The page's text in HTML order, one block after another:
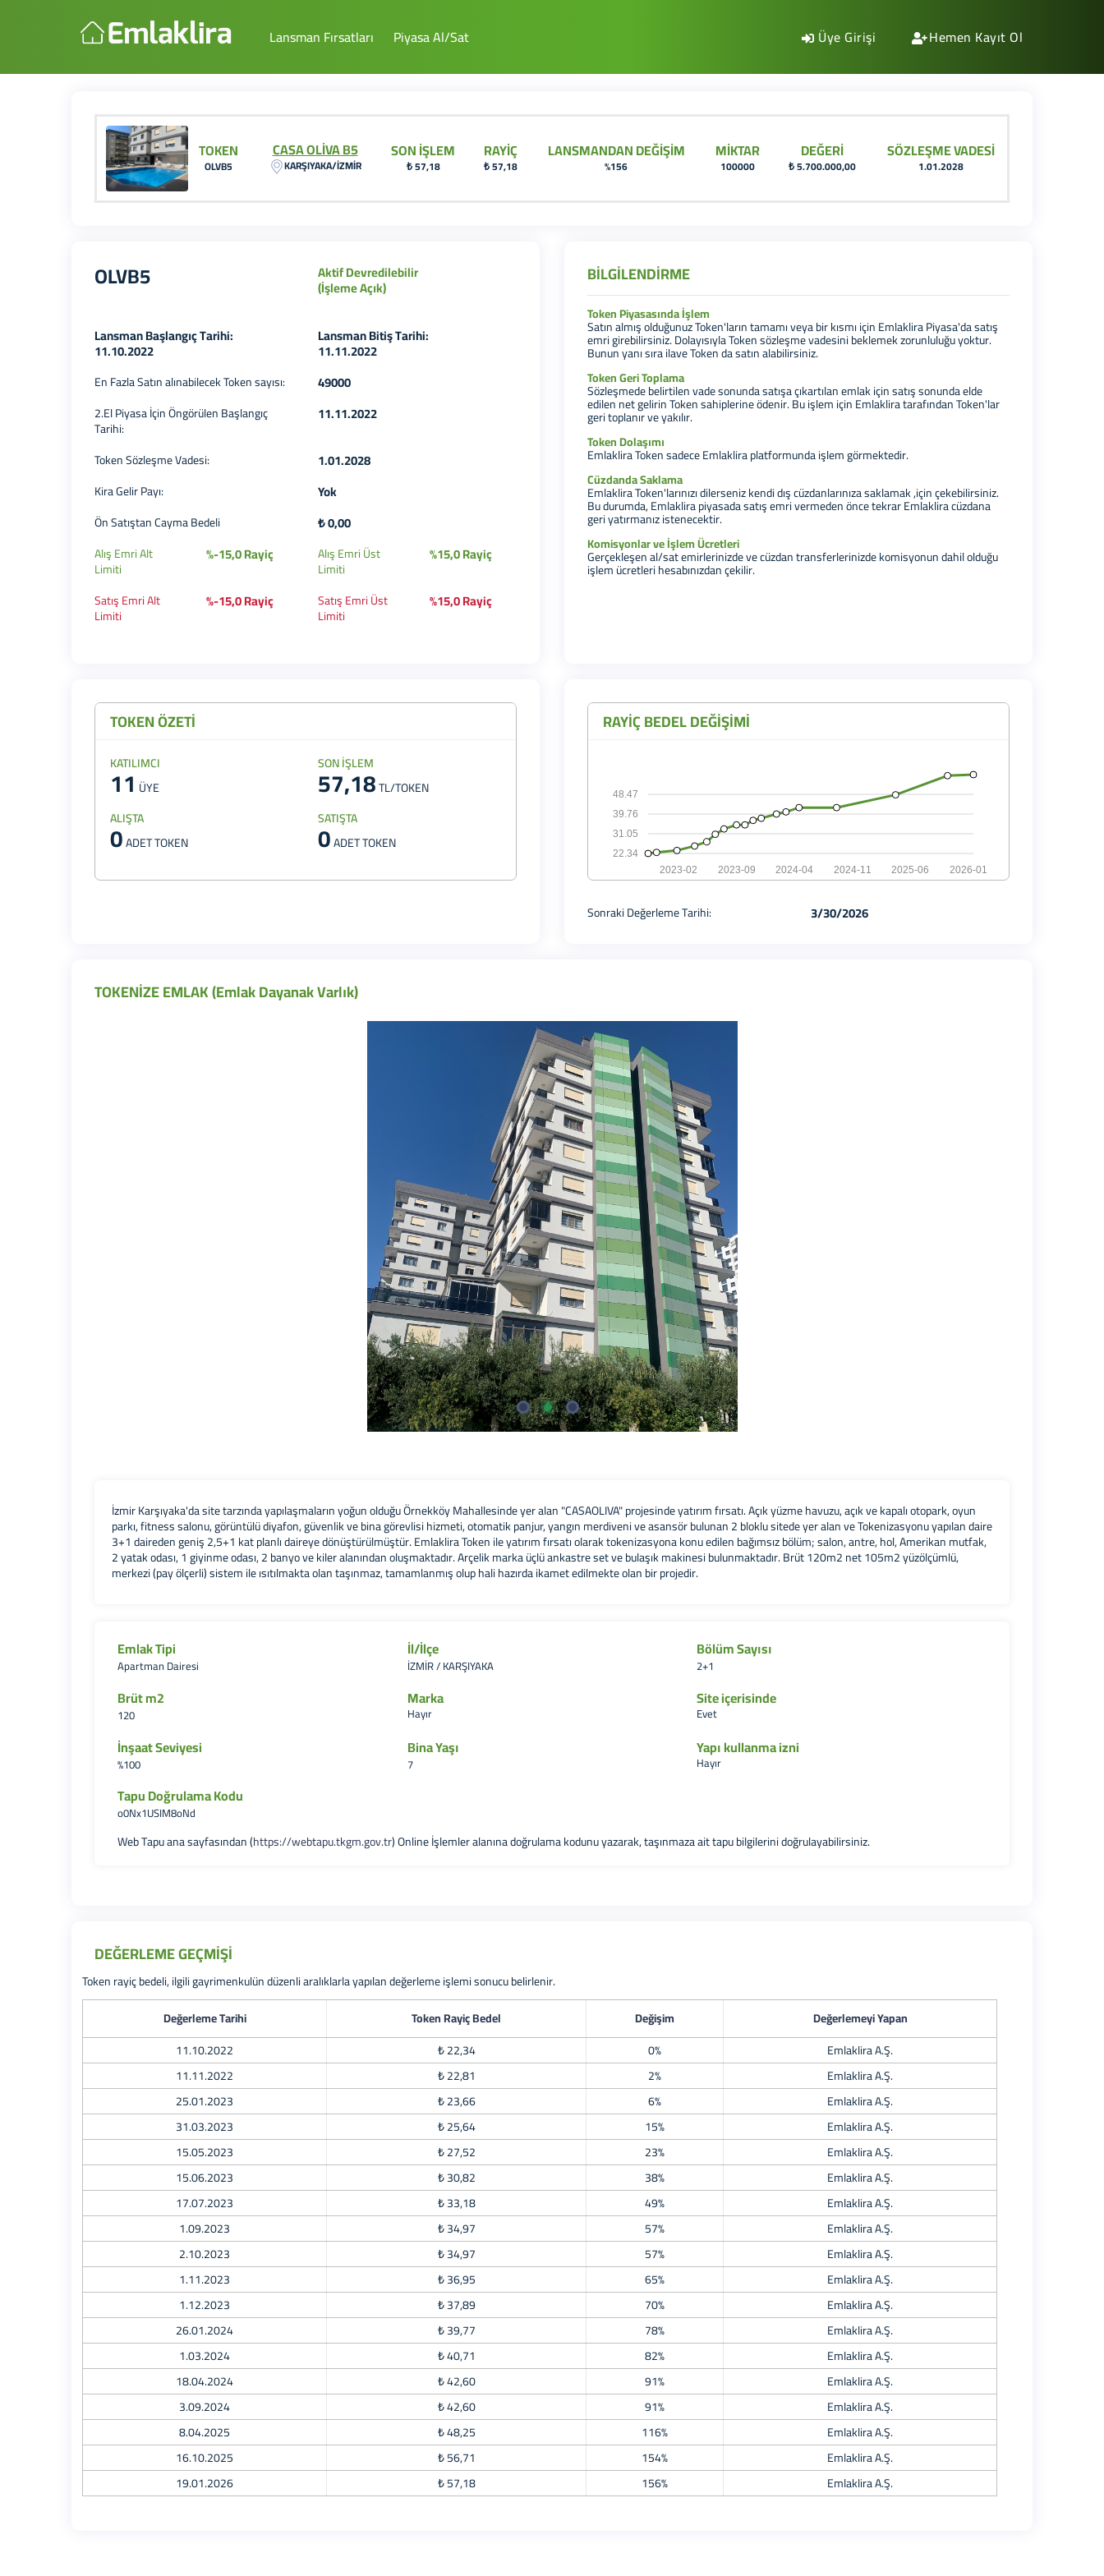
Lansman Fırsatları Piyasa Al/Sat Üye Girişi Hemen Kayıt Ol
TOKEN
OLVB5
CASA OLİVA B5
KARŞIYAKA/İZMİR
SON İŞLEM
₺ 57,18
RAYİÇ
₺ 57,18
LANSMANDAN DEĞİŞİM
%156
MİKTAR
100000
DEĞERİ
₺ 5.700.000,00
SÖZLEŞME VADESİ
1.01.2028
OLVB5 Aktif Devredilebilir
(İşleme Açık)
Lansman Başlangıç Tarihi:
11.10.2022
Lansman Bitiş Tarihi:
11.11.2022
En Fazla Satın alınabilecek Token sayısı: 49000
2.El Piyasa İçin Öngörülen Başlangıç
Tarihi:
11.11.2022
Token Sözleşme Vadesi: 1.01.2028
Kira Gelir Payı: Yok
Ön Satıştan Cayma Bedeli ₺ 0,00
Alış Emri Alt
Limiti
%-15,0 Rayiç Alış Emri Üst
Limiti
%15,0 Rayiç
Satış Emri Alt
Limiti
%-15,0 Rayiç Satış Emri Üst
Limiti
%15,0 Rayiç
BİLGİLENDİRME
Token Piyasasında İşlem
Satın almış olduğunuz Token'ların tamamı veya bir kısmı için Emlaklira Piyasa'da satış
emri girebilirsiniz. Dolayısıyla Token sözleşme vadesini beklemek zorunluluğu yoktur.
Bunun yanı sıra ilave Token da satın alabilirsiniz.
Token Geri Toplama
Sözleşmede belirtilen vade sonunda satışa çıkartılan emlak için satış sonunda elde
edilen net gelirin Token sahiplerine ödenir. Bu işlem için Emlaklira tarafından Token'lar
geri toplanır ve yakılır.
Token Dolaşımı
Emlaklira Token sadece Emlaklira platformunda işlem görmektedir.
Cüzdanda Saklama
Emlaklira Token'larınızı dilerseniz kendi dış cüzdanlarınıza saklamak ,için çekebilirsiniz.
Bu durumda, Emlaklira piyasada satış emri vermeden önce tekrar Emlaklira cüzdana
geri yatırmanız istenecektir.
Komisyonlar ve İşlem Ücretleri
Gerçekleşen al/sat emirlerinizde ve cüzdan transferlerinizde komisyonun dahil olduğu
işlem ücretleri hesabınızdan çekilir.
TOKEN ÖZETİ
KATILIMCI
11 ÜYE
SON İŞLEM
57,18TL/TOKEN
ALIŞTA
0ADET TOKEN
SATIŞTA
0ADET TOKEN
RAYİÇ BEDEL DEĞİŞİMİ
22.34
31.05
39.76
48.47
2026-01
2025-06
2024-11
2024-04
2023-09
2023-02
Sonraki Değerleme Tarihi: 3/30/2026
TOKENİZE EMLAK (Emlak Dayanak Varlık)
İzmir Karşıyaka'da site tarzında yapılaşmaların yoğun olduğu Örnekköy Mahallesinde yer alan "CASAOLIVA" projesinde yatırım fırsatı. Açık yüzme havuzu, açık ve kapalı otopark, oyun
parkı, fitness salonu, görüntülü diyafon, güvenlik ve bina görevlisi hizmeti, otomatik panjur, yangın merdiveni ve asansör bulunan 2 bloklu sitede yer alan ve Tokenizasyonu yapılan daire
3+1 daireden geniş 2,5+1 kat planlı daireye dönüştürülmüştür. Emlaklira Token ile yatırım fırsatı olarak tokenizasyona konu edilen bağımsız bölüm; salon, antre, hol, Amerikan mutfak,
2 yatak odası, 1 giyinme odası, 2 banyo ve kiler alanından oluşmaktadır. Arçelik marka üçlü ankastre set ve bulaşık makinesi bulunmaktadır. Brüt 120m2 net 105m2 yüzölçümlü,
merkezi (pay ölçerli) sistem ile ısıtılmakta olan taşınmaz, tamamlanmış olup hali hazırda ikamet edilmekte olan bir projedir.
Emlak Tipi
Apartman Dairesi
İl/İlçe
İZMİR / KARŞIYAKA
Bölüm Sayısı
2+1
Brüt m2
120
Marka
Hayır
Site içerisinde
Evet
İnşaat Seviyesi
%100
Bina Yaşı
7
Yapı kullanma izni
Hayır
Tapu Doğrulama Kodu
o0Nx1USIM8oNd
Web Tapu ana sayfasından (https://webtapu.tkgm.gov.tr) Online İşlemler alanına doğrulama kodunu yazarak, taşınmaza ait tapu bilgilerini doğrulayabilirsiniz.
DEĞERLEME GEÇMİŞİ
Token rayiç bedeli, ilgili gayrimenkulün düzenli aralıklarla yapılan değerleme işlemi sonucu belirlenir.
Değerleme Tarihi
Token Rayiç Bedel Değişim
Değerlemeyi Yapan
11.10.2022
₺ 22,34 0%
Emlaklira A.Ş.
11.11.2022
₺ 22,81 2%
Emlaklira A.Ş.
25.01.2023
₺ 23,66 6%
Emlaklira A.Ş.
31.03.2023
₺ 25,64 15%
Emlaklira A.Ş.
15.05.2023
₺ 27,52 23%
Emlaklira A.Ş.
15.06.2023
₺ 30,82 38%
Emlaklira A.Ş.
17.07.2023
₺ 33,18 49%
Emlaklira A.Ş.
1.09.2023
₺ 34,97 57%
Emlaklira A.Ş.
2.10.2023
₺ 34,97 57%
Emlaklira A.Ş.
1.11.2023
₺ 36,95 65%
Emlaklira A.Ş.
1.12.2023
₺ 37,89 70%
Emlaklira A.Ş.
26.01.2024
₺ 39,77 78%
Emlaklira A.Ş.
1.03.2024
₺ 40,71 82%
Emlaklira A.Ş.
18.04.2024
₺ 42,60 91%
Emlaklira A.Ş.
3.09.2024
₺ 42,60 91%
Emlaklira A.Ş.
8.04.2025
₺ 48,25 116%
Emlaklira A.Ş.
16.10.2025
₺ 56,71 154%
Emlaklira A.Ş.
19.01.2026
₺ 57,18 156% Emlaklira A.Ş.